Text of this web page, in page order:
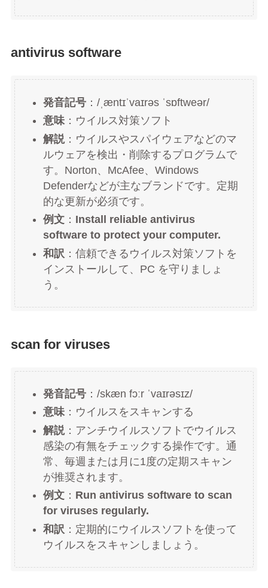
antivirus software
発音記号：/ˌæntɪˈvaɪrəs ˈsɒftweər/
意味：ウイルス対策ソフト
解説：ウイルスやスパイウェアなどのマ
ルウェアを検出・削除するプログラムで
す。Norton、McAfee、Windows
Defenderなどが主なブランドです。定期
的な更新が必須です。
例文： Install reliable antivirus
software to protect your computer.
和訳 ：信頼できるウイルス対策ソフトを
インストールして、PC を守りましょ
う。
scan for viruses
発音記号：/skæn fɔːr ˈvaɪrəsɪz/
意味：ウイルスをスキャンする
解説：アンチウイルスソフトでウイルス
感染の有無をチェックする操作です。通
常、毎週または月に1度の定期スキャン
が推奨されます。
例文： Run antivirus software to scan
for viruses regularly.
和訳 ：定期的にウイルスソフトを使って
ウイルスをスキャンしましょう。